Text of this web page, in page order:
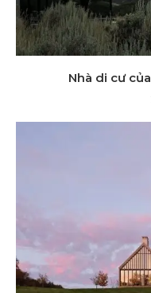
Nhà di cư